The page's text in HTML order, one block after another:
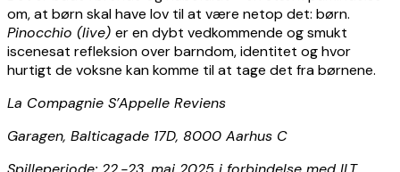
om, at børn skal have lov til at være netop det: børn.
Pinocchio (live) er en dybt vedkommende og smukt
iscenesat refleksion over barndom, identitet og hvor
hurtigt de voksne kan komme til at tage det fra børnene.
La Compagnie S’Appelle Reviens
Garagen, Balticagade 17D, 8000 Aarhus C